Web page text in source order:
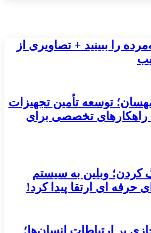
را ببینید + تصاویری از
توسعه تأمین تجهیزات
راهکارهای تخصصی برای
کردن؛ وبلین به سیستم
حرفه ای ارتقا پیدا کرد!